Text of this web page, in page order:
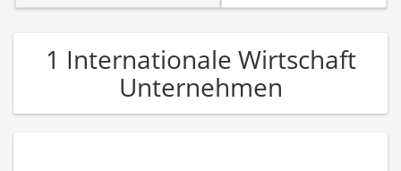
1 Internationale Wirtschaft
Unternehmen